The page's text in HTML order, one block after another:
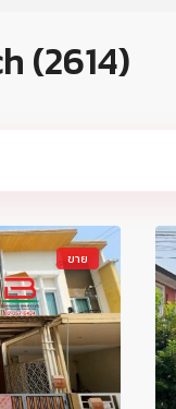
(2614)
ขาย